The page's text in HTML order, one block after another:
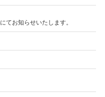
てお知らせいたします。